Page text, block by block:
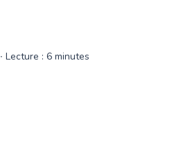
∙ Lecture : 6 minutes